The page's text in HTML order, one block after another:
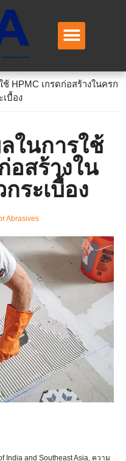
HPMC เกรดก่อสร้างในครก
เบื้อง
ในการใช้
อสร้างใน
ระเบื้อง
Abrasives
India and Southeast Asia , ความ